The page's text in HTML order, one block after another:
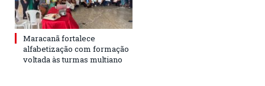
Maracanã fortalece
alfabetização com formação
voltada às turmas multiano